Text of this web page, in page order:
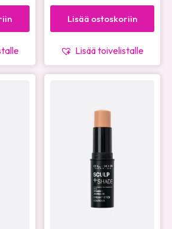
Lisää ostoskoriin
Lisää toivelistalle